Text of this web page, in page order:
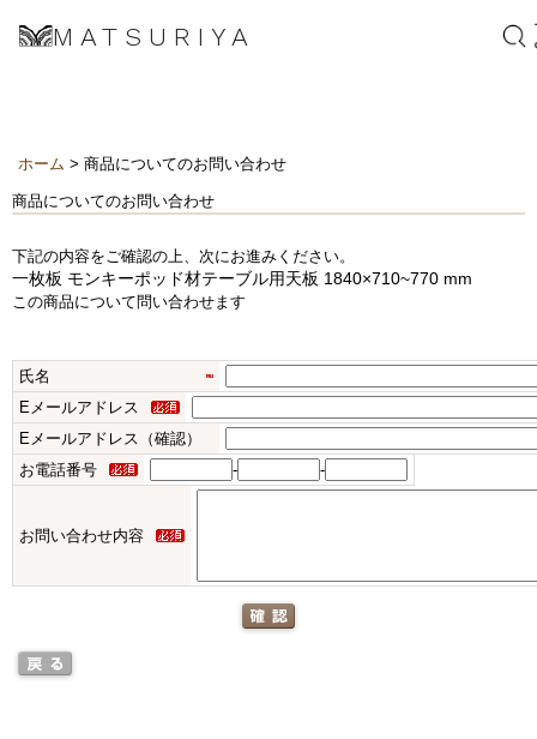
MATSURIYA
ホーム > 商品についてのお問い合わせ
商品についてのお問い合わせ
下記の内容をご確認の上、次にお進みください。
一枚板 モンキーポッド材テーブル用天板 1840×710~770 mm
この商品について問い合わせます
氏名
Eメールアドレス
Eメールアドレス（確認）
お電話番号
- -
お問い合わせ内容